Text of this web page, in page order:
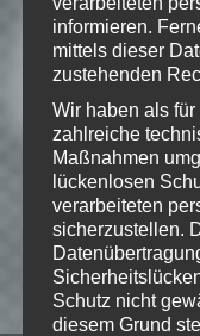
Deine
sind mit
informieren.
mittels dieser
zustehenden
Wir haben als
zahlreiche
Maßnahmen
lückenlosen
verarbeiteten
sicherzustellen.
Schutz nicht
diesem Grund